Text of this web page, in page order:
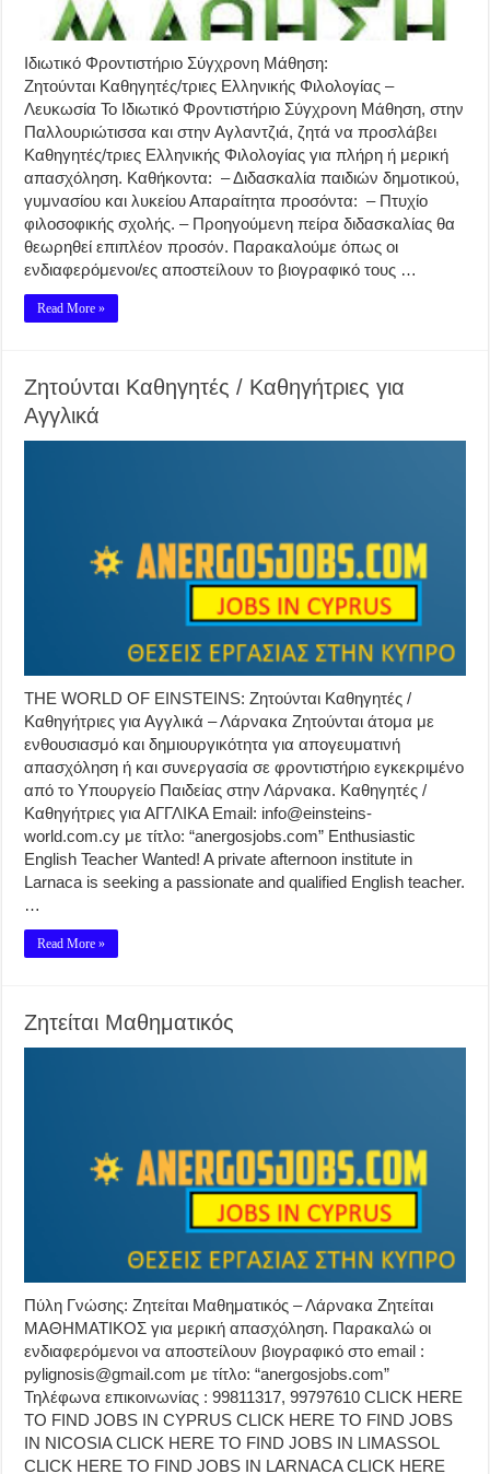
Ιδιωτικό Φροντιστήριο Σύγχρονη Μάθηση:
Ζητούνται Καθηγητές/τριες Ελληνικής Φιλολογίας –
Λευκωσία Το Ιδιωτικό Φροντιστήριο Σύγχρονη Μάθηση, στην
Παλλουριώτισσα και στην Αγλαντζιά, ζητά να προσλάβει
Καθηγητές/τριες Ελληνικής Φιλολογίας για πλήρη ή μερική
απασχόληση. Καθήκοντα: – Διδασκαλία παιδιών δημοτικού,
γυμνασίου και λυκείου Απαραίτητα προσόντα: – Πτυχίο
φιλοσοφικής σχολής. – Προηγούμενη πείρα διδασκαλίας θα
θεωρηθεί επιπλέον προσόν. Παρακαλούμε όπως οι
ενδιαφερόμενοι/ες αποστείλουν το βιογραφικό τους …
Read More »
Ζητούνται Καθηγητές / Καθηγήτριες για
Αγγλικά
THE WORLD OF EINSTEINS: Ζητούνται Καθηγητές /
Καθηγήτριες για Αγγλικά – Λάρνακα Ζητούνται άτομα με
ενθουσιασμό και δημιουργικότητα για απογευματινή
απασχόληση ή και συνεργασία σε φροντιστήριο εγκεκριμένο
από το Υπουργείο Παιδείας στην Λάρνακα. Καθηγητές /
Καθηγήτριες για ΑΓΓΛΙΚΑ Email: info@einsteins-
world.com.cy με τίτλο: “anergosjobs.com” Enthusiastic
English Teacher Wanted! A private afternoon institute in
Larnaca is seeking a passionate and qualified English teacher.
…
Read More »
Ζητείται Μαθηματικός
Πύλη Γνώσης: Ζητείται Μαθηματικός – Λάρνακα Ζητείται
ΜΑΘΗΜΑΤΙΚΟΣ για μερική απασχόληση. Παρακαλώ οι
ενδιαφερόμενοι να αποστείλουν βιογραφικό στο email :
pylignosis@gmail.com με τίτλο: “anergosjobs.com”
Τηλέφωνα επικοινωνίας : 99811317, 99797610 CLICK HERE
TO FIND JOBS IN CYPRUS CLICK HERE TO FIND JOBS
IN NICOSIA CLICK HERE TO FIND JOBS IN LIMASSOL
CLICK HERE TO FIND JOBS IN LARNACA CLICK HERE